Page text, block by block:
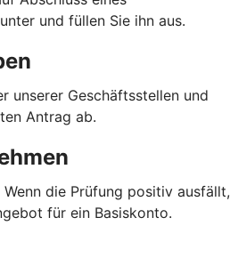
und füllen Sie ihn aus.
unserer Geschäftsstellen und
Antrag ab.
die Prüfung positiv ausfällt,
für ein Basiskonto.